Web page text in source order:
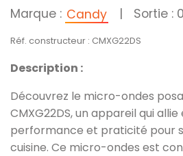
Marque : Candy | Sortie :
Réf. constructeur : CMXG22DS
Description :
Découvrez le micro-ondes
CMXG22DS, un appareil qui
performance et praticité pour
cuisine. Ce micro-ondes est